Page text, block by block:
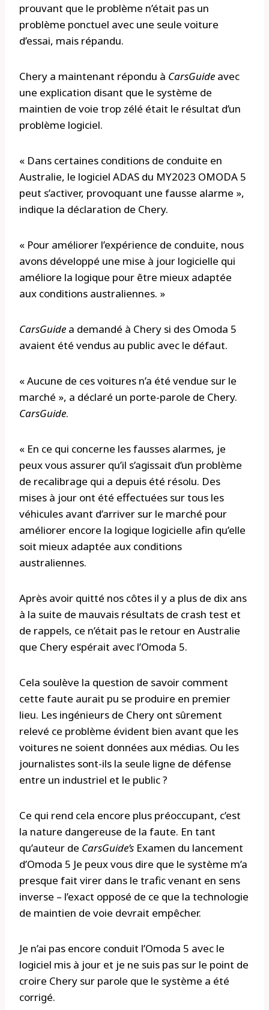
prouvant que le problème n’était pas un
problème ponctuel avec une seule voiture
d’essai, mais répandu.
Chery a maintenant répondu à CarsGuide avec
une explication disant que le système de
maintien de voie trop zélé était le résultat d’un
problème logiciel.
« Dans certaines conditions de conduite en
Australie, le logiciel ADAS du MY2023 OMODA 5
peut s’activer, provoquant une fausse alarme »,
indique la déclaration de Chery.
« Pour améliorer l’expérience de conduite, nous
avons développé une mise à jour logicielle qui
améliore la logique pour être mieux adaptée
aux conditions australiennes. »
CarsGuide a demandé à Chery si des Omoda 5
avaient été vendus au public avec le défaut.
« Aucune de ces voitures n’a été vendue sur le
marché », a déclaré un porte-parole de Chery.
CarsGuide.
« En ce qui concerne les fausses alarmes, je
peux vous assurer qu’il s’agissait d’un problème
de recalibrage qui a depuis été résolu. Des
mises à jour ont été effectuées sur tous les
véhicules avant d’arriver sur le marché pour
améliorer encore la logique logicielle afin qu’elle
soit mieux adaptée aux conditions
australiennes.
Après avoir quitté nos côtes il y a plus de dix ans
à la suite de mauvais résultats de crash test et
de rappels, ce n’était pas le retour en Australie
que Chery espérait avec l’Omoda 5.
Cela soulève la question de savoir comment
cette faute aurait pu se produire en premier
lieu. Les ingénieurs de Chery ont sûrement
relevé ce problème évident bien avant que les
voitures ne soient données aux médias. Ou les
journalistes sont-ils la seule ligne de défense
entre un industriel et le public ?
Ce qui rend cela encore plus préoccupant, c’est
la nature dangereuse de la faute. En tant
qu’auteur de CarsGuide’s Examen du lancement
d’Omoda 5 Je peux vous dire que le système m’a
presque fait virer dans le trafic venant en sens
inverse – l’exact opposé de ce que la technologie
de maintien de voie devrait empêcher.
Je n’ai pas encore conduit l’Omoda 5 avec le
logiciel mis à jour et je ne suis pas sur le point de
croire Chery sur parole que le système a été
corrigé.